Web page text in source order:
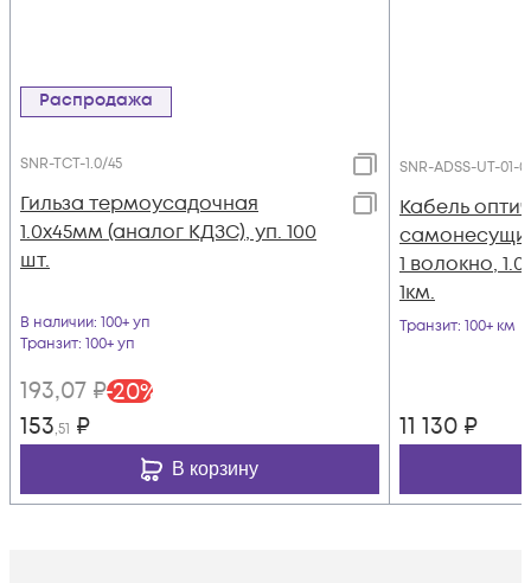
Распродажа
SNR-TCT-1.0/45
Гильза термоусадочная
1.0х45мм (аналог КДЗС), уп. 100
шт.
В наличии: 100+ уп
Транзит: 100+ уп
193,07 ₽-20%
153,51 ₽
В корзину
SNR-ADSS-UT-01-
Кабель
1 волокно,
1км.
Транзит: 100+ км
11 130 ₽